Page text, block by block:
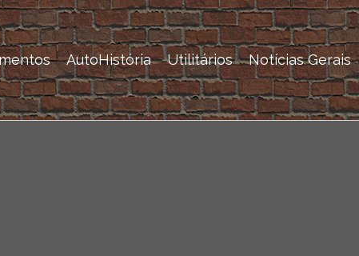
AutoHistória Utilitários Notícias Gerais